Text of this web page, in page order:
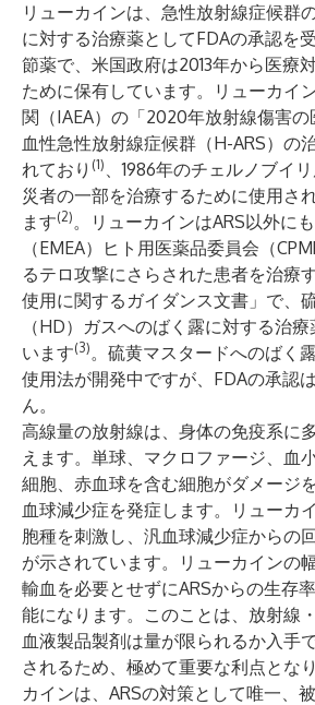
リューカインは、急性放射線症候群
に対する治療薬としてFDAの承認を
節薬で、米国政府は2013年から医療
ために保有しています。リューカイ
関（IAEA）の「2020年放射線傷害
血性急性放射線症候群（H-ARS）の
れており (1) 、1986年のチェルノブイ
災者の一部を治療するために使用さ
ます(2)。リューカインはARS以外に
（EMEA）ヒト用医薬品委員会（
るテロ攻撃にさらされた患者を治療
使用に関するガイダンス文書」で、
（HD）ガスへのばく露に対する治
います(3)。硫黄マスタードへのばく
使用法が開発中ですが、FDAの承認
ん。
高線量の放射線は、身体の免疫系に
えます。単球、マクロファージ、血
細胞、赤血球を含む細胞がダメージ
血球減少症を発症します。リューカ
胞種を刺激し、汎血球減少症からの
が示されています。リューカインの
輸血を必要とせずにARSからの生存
能になります。このことは、放射線
血液製品製剤は量が限られるか入手
されるため、極めて重要な利点とな
カインは、ARSの対策として唯一、